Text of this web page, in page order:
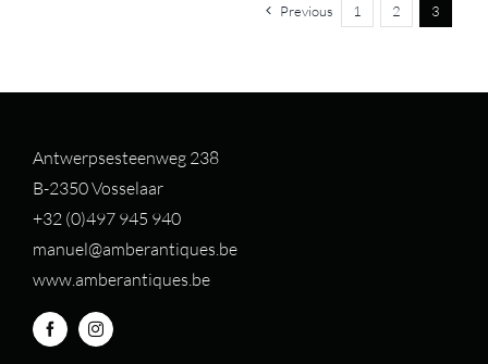
Previous 1 2 3
Antwerpsesteenweg 238
B-2350 Vosselaar
+32 (0)497 945 940
manuel@amberantiques.be
www.amberantiques.be